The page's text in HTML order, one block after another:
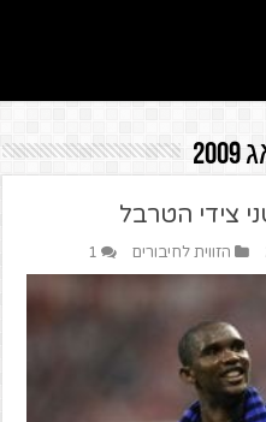
הזווית לחיבורים 1